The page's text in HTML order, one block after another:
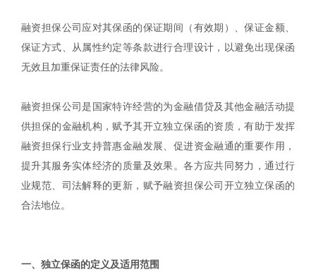
融资担保公司应对其保函的保证期间（有效期）、保证金额、
保证方式、从属性约定等条款进行合理设计，以避免出现保函
无效且加重保证责任的法律风险。
融资担保公司是国家特许经营的为金融借贷及其他金融活动提
供担保的金融机构，赋予其开立独立保函的资质，有助于发挥
融资担保行业支持普惠金融发展、促进资金融通的重要作用，
提升其服务实体经济的质量及效果。各方应共同努力，通过行
业规范、司法解释的更新，赋予融资担保公司开立独立保函的
合法地位。
一、独立保函的定义及适用范围